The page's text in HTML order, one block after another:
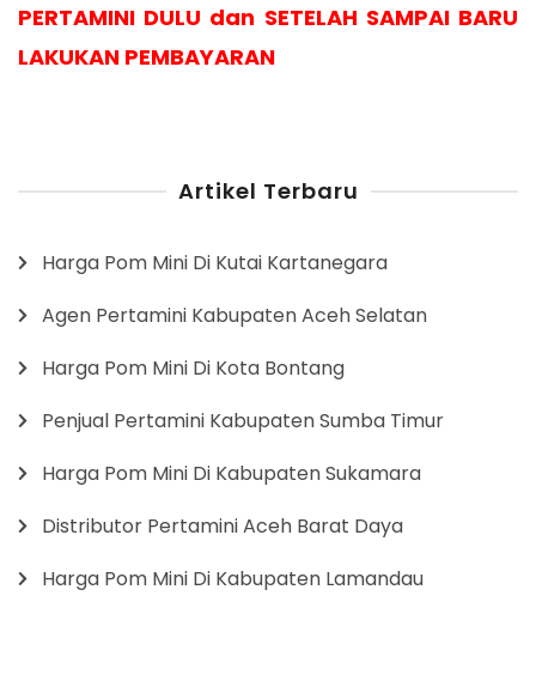
PERTAMINI DULU dan SETELAH SAMPAI BARU
LAKUKAN PEMBAYARAN
Artikel Terbaru
Harga Pom Mini Di Kutai Kartanegara
Agen Pertamini Kabupaten Aceh Selatan
Harga Pom Mini Di Kota Bontang
Penjual Pertamini Kabupaten Sumba Timur
Harga Pom Mini Di Kabupaten Sukamara
Distributor Pertamini Aceh Barat Daya
Harga Pom Mini Di Kabupaten Lamandau